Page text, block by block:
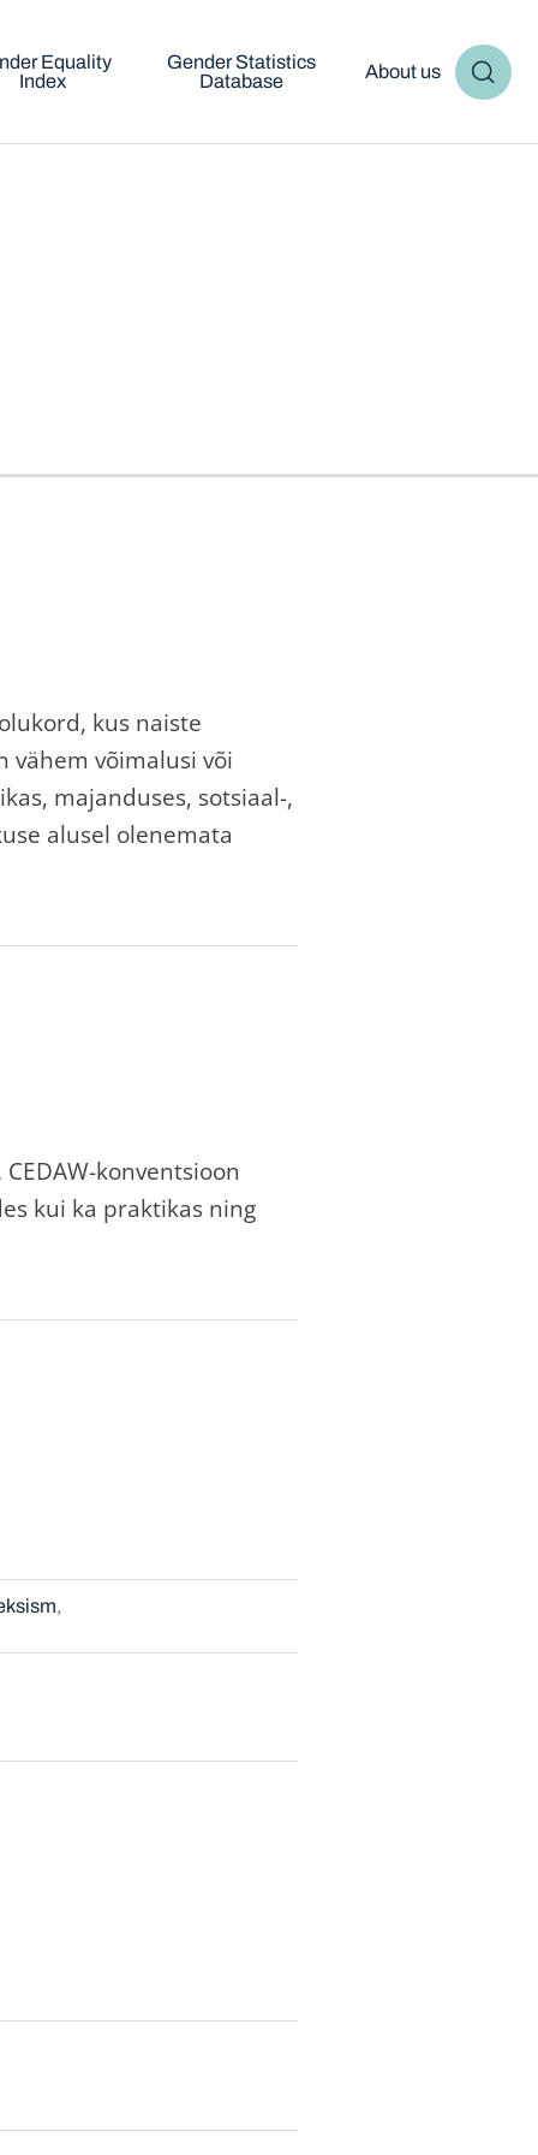
Equality
Index
Gender Statistics
Database
About us
kus naiste
vähem võimalusi või
majanduses, sotsiaal-,
alusel olenemata
konventsioon
kui ka praktikas ning